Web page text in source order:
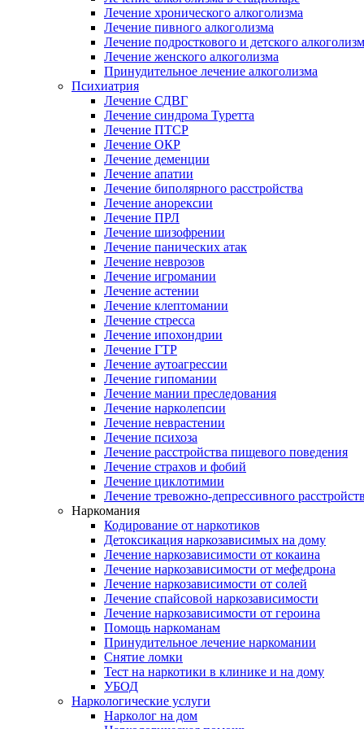
Лечение хронического алкоголизма
Лечение пивного алкоголизма
Лечение подросткового и детского
Лечение женского алкоголизма
Принудительное лечение алкоголизма
Психиатрия
Лечение СДВГ
Лечение синдрома Туретта
Лечение ПТСР
Лечение ОКР
Лечение деменции
Лечение апатии
Лечение биполярного расстройства
Лечение анорексии
Лечение ПРЛ
Лечение шизофрении
Лечение панических атак
Лечение неврозов
Лечение игромании
Лечение астении
Лечение клептомании
Лечение стресса
Лечение ипохондрии
Лечение ГТР
Лечение аутоагрессии
Лечение гипомании
Лечение мании преследования
Лечение нарколепсии
Лечение неврастении
Лечение психоза
Лечение расстройства пищевого поведения
Лечение страхов и фобий
Лечение циклотимии
Лечение тревожно-депрессивного
Наркомания
Кодирование от наркотиков
Детоксикация наркозависимых на дому
Лечение наркозависимости от кокаина
Лечение наркозависимости от мефедрона
Лечение наркозависимости от солей
Лечение спайсовой наркозависимости
Лечение наркозависимости от героина
Помощь наркоманам
Принудительное лечение наркомании
Снятие ломки
Тест на наркотики в клинике и на дому
УБОД
Наркологические услуги
Нарколог на дом